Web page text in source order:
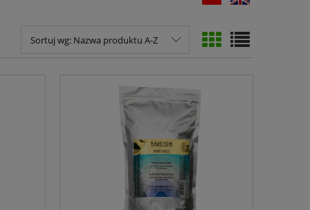
Sortuj wg: Nazwa produktu A-Z